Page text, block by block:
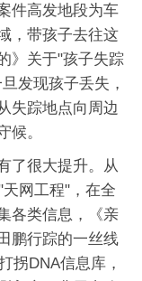
件高发地段为车
，带孩子去往这
》关于"孩子失踪
发现孩子丢失，
失踪地点向周边
候。
了很大提升。从
网工程"，在全
各类信息，《亲
鹏行踪的一丝线
拐DNA信息库，